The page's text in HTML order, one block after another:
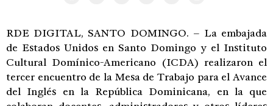
RDE DIGITAL, SANTO DOMINGO. – La embajada
de Estados Unidos en Santo Domingo y el Instituto
Cultural Domínico-Americano (ICDA) realizaron el
tercer encuentro de la Mesa de Trabajo para el Avance
del Inglés en la República Dominicana, en la que